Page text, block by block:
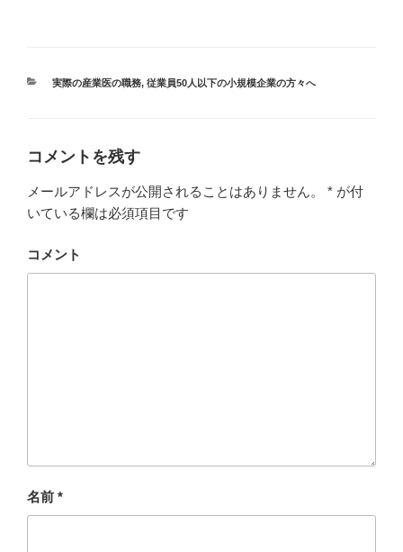
カ
ー
実際の産業医の職務, 従業員50人以下の小規模企業の方々へ
コメントを残す
メールアドレスが公開されることはありません。 * が付
いている欄は必須項目です
コメント
名前 *